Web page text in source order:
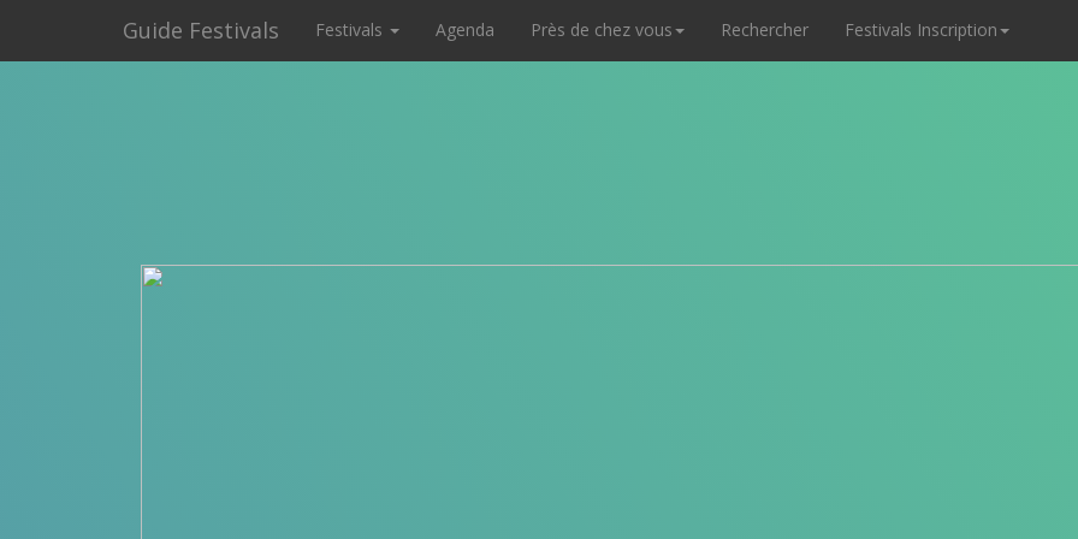
Guide Festivals Festivals Agenda Près de chez vous Rechercher Festivals Inscription